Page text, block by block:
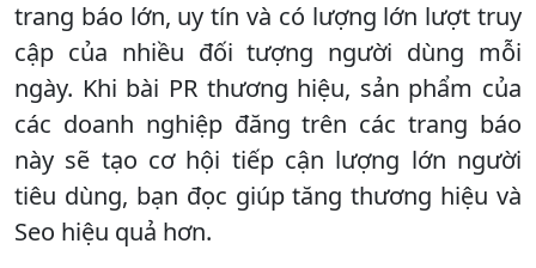
trang báo lớn, uy tín và có lượng lớn lượt truy
cập của nhiều đối tượng người dùng mỗi
ngày. Khi bài PR thương hiệu, sản phẩm của
các doanh nghiệp đăng trên các trang báo
này sẽ tạo cơ hội tiếp cận lượng lớn người
tiêu dùng, bạn đọc giúp tăng thương hiệu và
Seo hiệu quả hơn.